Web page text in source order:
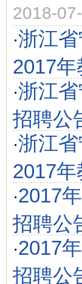
2018-
·浙江
2017
·浙江
招聘公
·浙江
2017
·2017
招聘公
·2017
招聘公